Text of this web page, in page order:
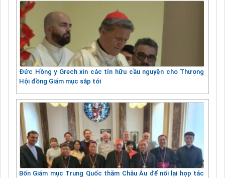
Đức Hồng y Grech xin các tín hữu cầu nguyện cho Thượng
Hội đồng Giám mục sắp tới
Bốn Giám mục Trung Quốc thăm Châu Âu để nối lại hợp tác